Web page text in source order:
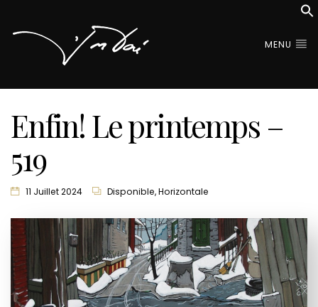
MENU
Enfin! Le printemps –
519
11 Juillet 2024 Disponible,Horizontale